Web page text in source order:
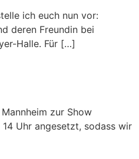
ich euch nun vor:
deren Freundin bei
Halle. Für […]
zur Show
14 Uhr angesetzt, sodass wir